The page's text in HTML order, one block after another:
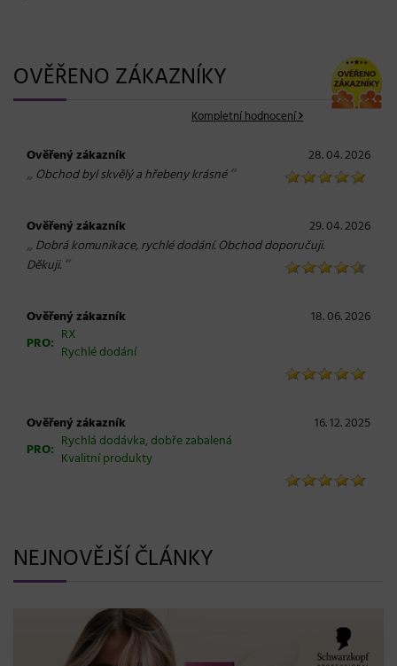
OVĚŘENO ZÁKAZNÍKY
Kompletní hodnocení
Ověřený zákazník 28. 04. 2026
„ Obchod byl skvělý a hřebeny krásné“
Ověřený zákazník 29. 04. 2026
„ Dobrá komunikace, rychlé dodání. Obchod doporučuji.
Děkuji. “
Ověřený zákazník
18. 06. 2026
PRO: RX
Rychlé dodání
Ověřený zákazník
16. 12. 2025
PRO: Rychlá dodávka, dobře zabalená
Kvalitní produkty
NEJNOVĚJŠÍ ČLÁNKY